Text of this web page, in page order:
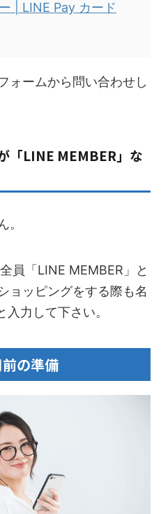
| LINE Pay カード
ォームから問い合わせし
「LINE MEMBER」な
。
員「LINE MEMBER」と
ョッピングをする際も名
力して下さい。
の準備